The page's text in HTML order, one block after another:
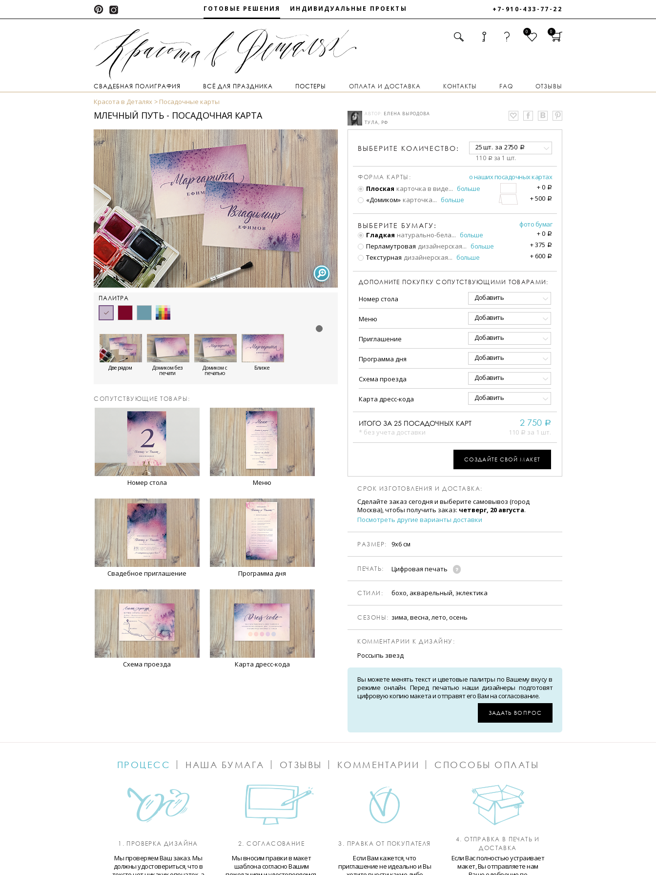
ГОТОВЫЕ РЕШЕНИЯ ИНДИВИДУАЛЬНЫЕ ПРОЕКТЫ +7-910-433-77-22
0 0
СВАДЕБНАЯ ПОЛИГРАФИЯ ВСЁ ДЛЯ ПРАЗДНИКА ПОСТЕРЫ ОПЛАТА И ДОСТАВКА КОНТАКТЫ FAQ ОТЗЫВЫ
Красота в Деталях Посадочные карты
МЛЕЧНЫЙ ПУТЬ - ПОСАДОЧНАЯ КАРТА
ПАЛИТРА
Две рядом Домиком без
печати
Домиком с
печатью
Ближе
CОПУТСТВУЮЩИЕ ТОВАРЫ:
Номер стола Меню
Свадебное приглашение Программа дня
Схема проезда Карта дресс-кода
АВТОР: ЕЛЕНА ВЫРОДОВА
ТУЛА, РФ
ВЫБЕРИТЕ КОЛИЧЕСТВО: 25 шт. за 2750 a
110 a за 1 шт.
ФОРМА КАРТЫ:
о наших посадочных картах
Плоская карточка в виде... больше +0 a
«Домиком» карточка... больше +500 a
ВЫБЕРИТЕ БУМАГУ:
фото бумаг
Гладкая натурально-бела... больше +0 a
Перламутровая дизайнерская... больше +375 a
Текстурная дизайнерская... больше +600 a
ДОПОЛНИТЕ ПОКУПКУ СОПУТСТВУЮЩИМИ ТОВАРАМИ:
Номер стола Добавить
Меню Добавить
Приглашение Добавить
Программа дня Добавить
Схема проезда Добавить
Карта дресс-кода Добавить
ИТОГО ЗА 25 ПОСАДОЧНЫХ КАРТ
* без учета доставки
2 750 a
110 a за 1 шт.
СОЗДАЙТЕ СВОЙ МАКЕТ
СРОК ИЗГОТОВЛЕНИЯ И ДОСТАВКА:
Сделайте заказ сегодня и выберите самовывоз (город
Москва), чтобы получить заказ: четверг, 20 августа.
Посмотреть другие варианты доставки
РАЗМЕР: 9х6 см
ПЕЧАТЬ: Цифровая печать
CТИЛИ: бохо, акварельный, эклектика
CЕЗОНЫ: зима, весна, лето, осень
КОММЕНТАРИИ К ДИЗАЙНУ:
Россыпь звезд
Вы можете менять текст и цветовые палитры по Вашему вкусу в
режиме онлайн. Перед печатью наши дизайнеры подготовят
цифровую копию макета и отправят его Вам на согласование.
ЗАДАТЬ ВОПРОС
ПРОЦЕСС НАША БУМАГА ОТЗЫВЫ КОММЕНТАРИИ СПОСОБЫ ОПЛАТЫ
1. ПРОВЕРКА ДИЗАЙНА
Мы проверяем Ваш заказ. Мы
должны удостовериться, что в
2. СОГЛАСОВАНИЕ
Мы вносим правки в макет
шаблона согласно Вашим
3. ПРАВКА ОТ ПОКУПАТЕЛЯ
Если Вам кажется, что
приглашение не идеально и Вы
4. ОТПРАВКА В ПЕЧАТЬ И
ДОСТАВКА
Если Вас полностью устраивает
макет, Вы отправляете нам